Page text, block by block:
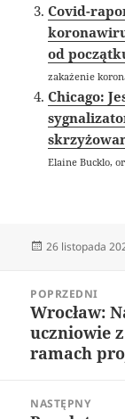
Covid-
od
zakażenie
Chicago:
Elaine Bucklo,
Data
26 listopada
wpisuPOPRZEDNI
Poprzedni
wpis:
Wrocław:
uczniowie
ramach
NASTĘPNY